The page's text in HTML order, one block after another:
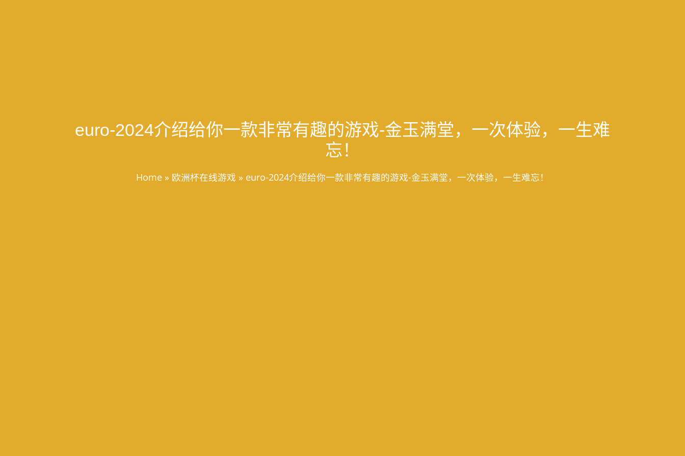
euro-2024介绍给你一款非常有趣的游戏-金玉满堂，一次体验，一生难
忘！
Home » 欧洲杯在线游戏 » euro-2024介绍给你一款非常有趣的游戏-金玉满堂，一次体验，一生难忘！